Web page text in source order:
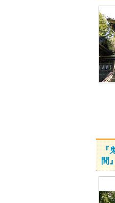
『
間